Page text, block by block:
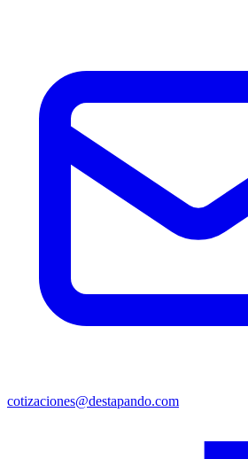
cotizaciones@destapando.com